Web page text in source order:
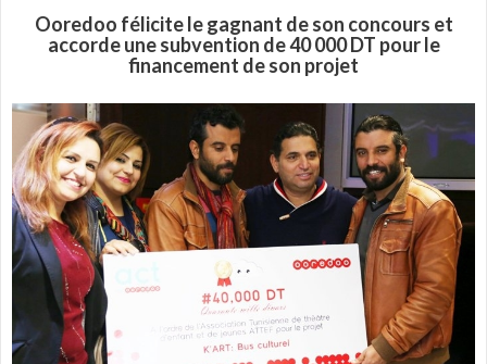
Ooredoo félicite le gagnant de son concours et
accorde une subvention de 40 000 DT pour le
financement de son projet